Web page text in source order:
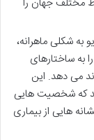
به شکلی ماهرانه،
به ساختارهای
می دهد. این
که شخصیت هایی
هایی از بیماری